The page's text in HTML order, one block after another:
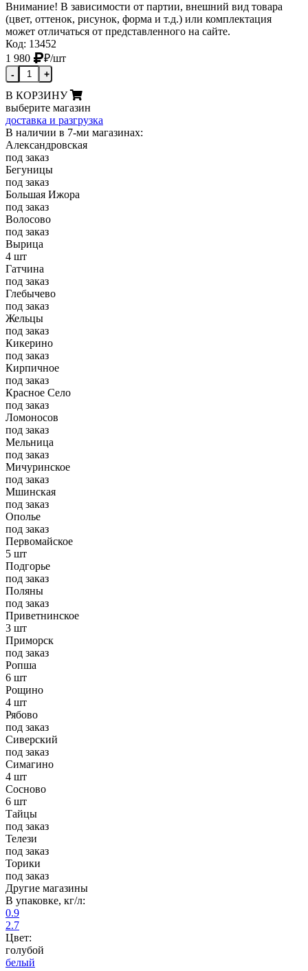
Внимание! В зависимости от партии, внешний вид товара
(цвет, оттенок, рисунок, форма и т.д.) или комплектация
может отличаться от представленного на сайте.
Код: 13452
1 980
₽/шт
- +
В КОРЗИНУ
выберите магазин
доставка и разгрузка
В наличии в 7-ми магазинах:
Александровская
под заказ
Бегуницы
под заказ
Большая Ижора
под заказ
Волосово
под заказ
Вырица
4 шт
Гатчина
под заказ
Глебычево
под заказ
Жельцы
под заказ
Кикерино
под заказ
Кирпичное
под заказ
Красное Село
под заказ
Ломоносов
под заказ
Мельница
под заказ
Мичуринское
под заказ
Мшинская
под заказ
Ополье
под заказ
Первомайское
5 шт
Подгорье
под заказ
Поляны
под заказ
Приветнинское
3 шт
Приморск
под заказ
Ропша
6 шт
Рощино
4 шт
Рябово
под заказ
Сиверский
под заказ
Симагино
4 шт
Сосново
6 шт
Тайцы
под заказ
Телези
под заказ
Торики
под заказ
Другие магазины
В упаковке, кг/л:
0.9
2.7
Цвет:
голубой
белый